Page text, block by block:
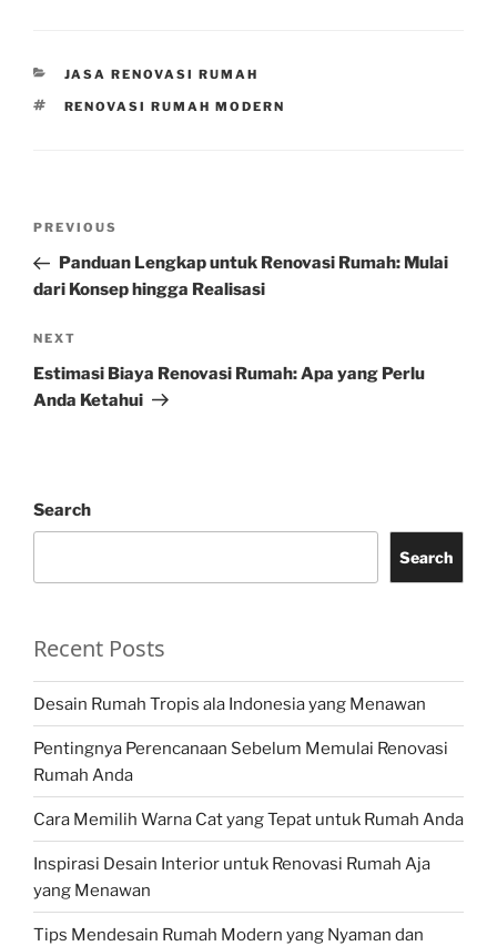
CATEGORIES
JASA RENOVASI RUMAH
TAGS
RENOVASI RUMAH MODERN
Previous
Post
PREVIOUS
Panduan Lengkap untuk Renovasi Rumah: Mulai
dari Konsep hingga Realisasi
Next
Post
NEXT
Estimasi Biaya Renovasi Rumah: Apa yang Perlu
Anda Ketahui
Search
Search
Recent Posts
Desain Rumah Tropis ala Indonesia yang Menawan
Pentingnya Perencanaan Sebelum Memulai Renovasi
Rumah Anda
Cara Memilih Warna Cat yang Tepat untuk Rumah Anda
Inspirasi Desain Interior untuk Renovasi Rumah Aja
yang Menawan
Tips Mendesain Rumah Modern yang Nyaman dan